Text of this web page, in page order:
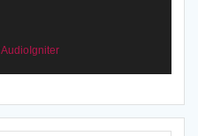
AudioIgniter